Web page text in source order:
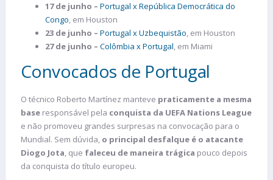
17 de junho – Portugal x República Democrática do
Congo, em Houston
23 de junho – Portugal x Uzbequistão, em Houston
27 de junho – Colômbia x Portugal, em Miami
Convocados de Portugal
O técnico Roberto Martínez manteve praticamente a mesma
base responsável pela conquista da UEFA Nations League
e não promoveu grandes surpresas na convocação para o
Mundial. Sem dúvida, o principal desfalque é o atacante
Diogo Jota, que faleceu de maneira trágica pouco depois
da conquista do título europeu.